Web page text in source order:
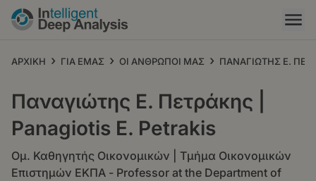
Παράκαμψη
προς
κυρίως
ΑΡΧΙΚΗ › ΓΙΑ ΕΜΑΣ › ΟΙ ΑΝΘΡΩΠΟΙ ΜΑΣ › ΠΑΝΑΓΙΩΤΗΣ Ε.
Παναγιώτης Ε. Πετράκης |
Panagiotis E. Petrakis
Ομ. Καθηγητής Οικονομικών | Τμήμα Οικονομικών
Επιστημών ΕΚΠΑ - Professor at the Department of